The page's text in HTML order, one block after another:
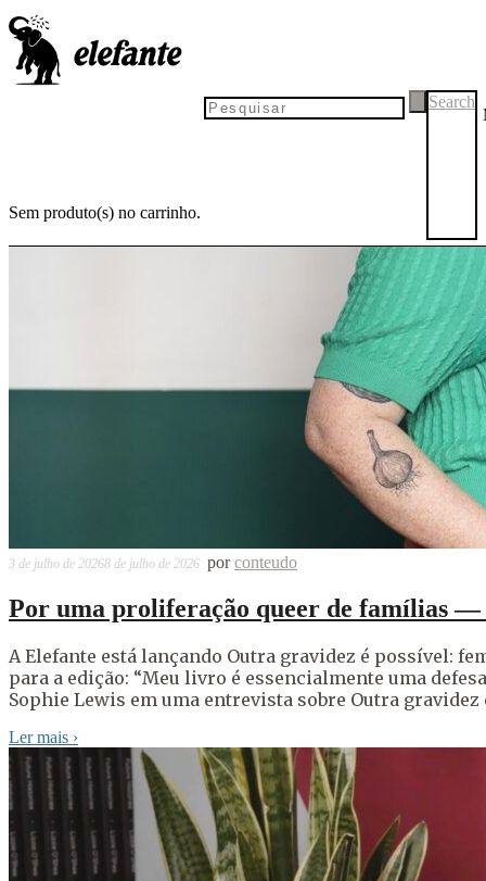
Sem produto(s) no carrinho.
Search
3 de julho de 20268 de julho de 2026 porconteudo
Por uma proliferação queer de famílias
A Elefante está lançando Outra gravidez é possível:
para a edição: “Meu livro é essencialmente uma
Sophie Lewis em uma entrevista sobre Outra
Ler mais ›